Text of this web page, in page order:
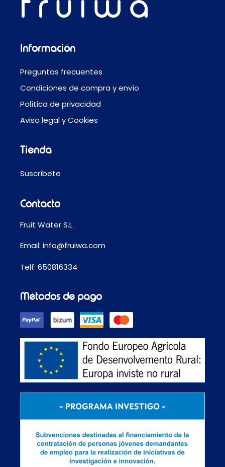
Información
Preguntas frecuentes
Condiciones de compra y envío
Política de privacidad
Aviso legal y Cookies
Tienda
Suscríbete
Contacto
Fruit Water S.L.
Email: info@fruiwa.com
Telf: 650816334
Métodos de pago